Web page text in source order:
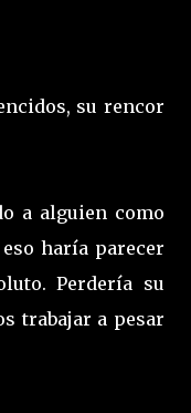
su rencor
a alguien como
haría parecer
Perdería su
trabajar a pesar